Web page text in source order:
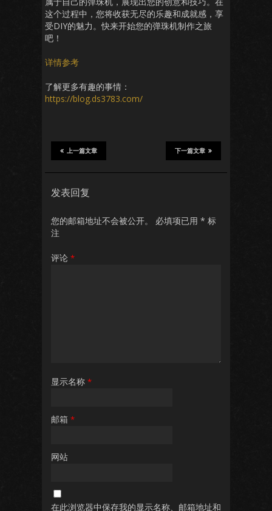
这个过程中，您将收获无尽的乐趣和成就感，享
受DIY的魅力。快来开始您的弹珠机制作之旅
吧！
详情参考
了解更多有趣的事情：
https://blog.ds3783.com/
下一篇文章
上一篇文章
发表回复
您的邮箱地址不会被公开。 必填项已用 * 标
注
评论 *
显示名称 *
邮箱 *
网站
在此浏览器中保存我的显示名称、邮箱地址和